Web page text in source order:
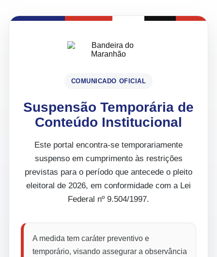
COMUNICADO OFICIAL
Suspensão Temporária de
Conteúdo Institucional
Este portal encontra-se temporariamente
suspenso em cumprimento às restrições
previstas para o período que antecede o pleito
eleitoral de 2026, em conformidade com a Lei
Federal nº 9.504/1997.
A medida tem caráter preventivo e
temporário, visando assegurar a observância